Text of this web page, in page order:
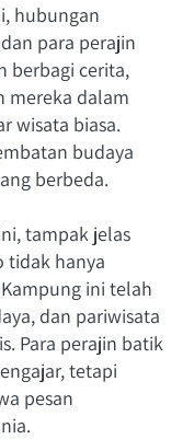
hubungan
para perajin
berbagi cerita,
mereka dalam
wisata biasa.
budaya
berbeda.
tampak jelas
tidak hanya
ini telah
dan pariwisata
Para perajin batik
tetapi
pesan